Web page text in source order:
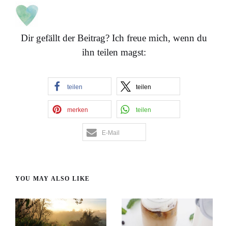
Dir gefällt der Beitrag? Ich freue mich, wenn du
ihn teilen magst:
teilen teilen
merken teilen
E-Mail
YOU MAY ALSO LIKE